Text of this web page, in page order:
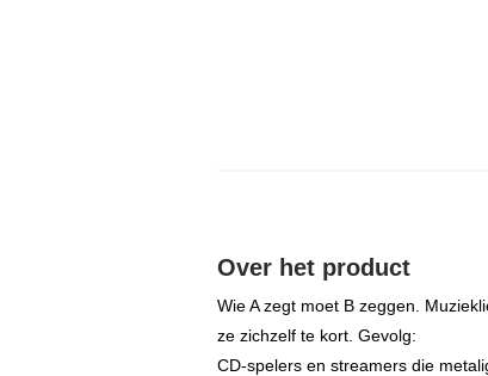
Over het product
Wie A zegt moet B zeggen.
ze zichzelf te kort. Gevolg:
CD-spelers en streamers die